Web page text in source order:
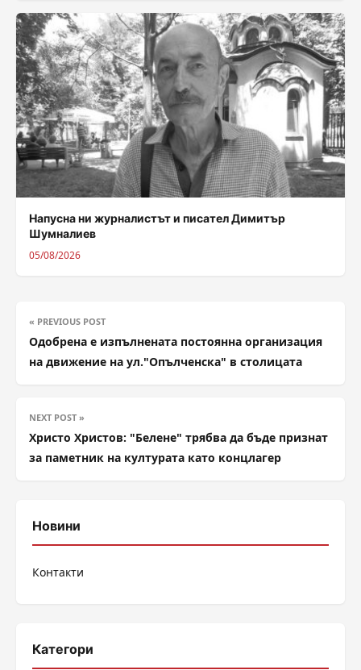
Напусна ни журналистът и писател Димитър
Шумналиев
05/08/2026
« PREVIOUS POST
Одобрена е изпълнената постоянна организация
на движение на ул."Опълченска" в столицата
NEXT POST »
Христо Христов: "Белене" трябва да бъде признат
за паметник на културата като концлагер
Новини
Контакти
Категори